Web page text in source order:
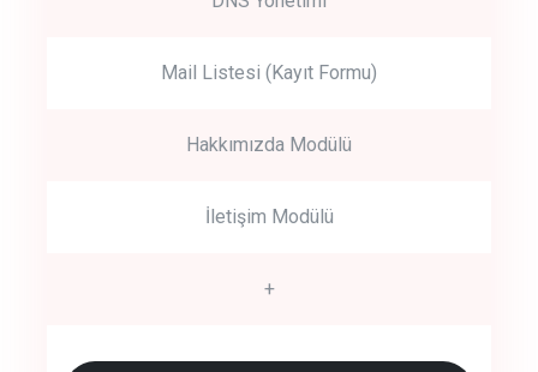
Mail Listesi (Kayıt Formu)
Hakkımızda Modülü
İletişim Modülü
+